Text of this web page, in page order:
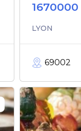
1670000
LYON
69002